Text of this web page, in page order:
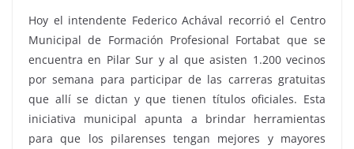
Hoy el intendente Federico Achával recorrió el Centro
Municipal de Formación Profesional Fortabat que se
encuentra en Pilar Sur y al que asisten 1.200 vecinos
por semana para participar de las carreras gratuitas
que allí se dictan y que tienen títulos oficiales. Esta
iniciativa municipal apunta a brindar herramientas
para que los pilarenses tengan mejores y mayores